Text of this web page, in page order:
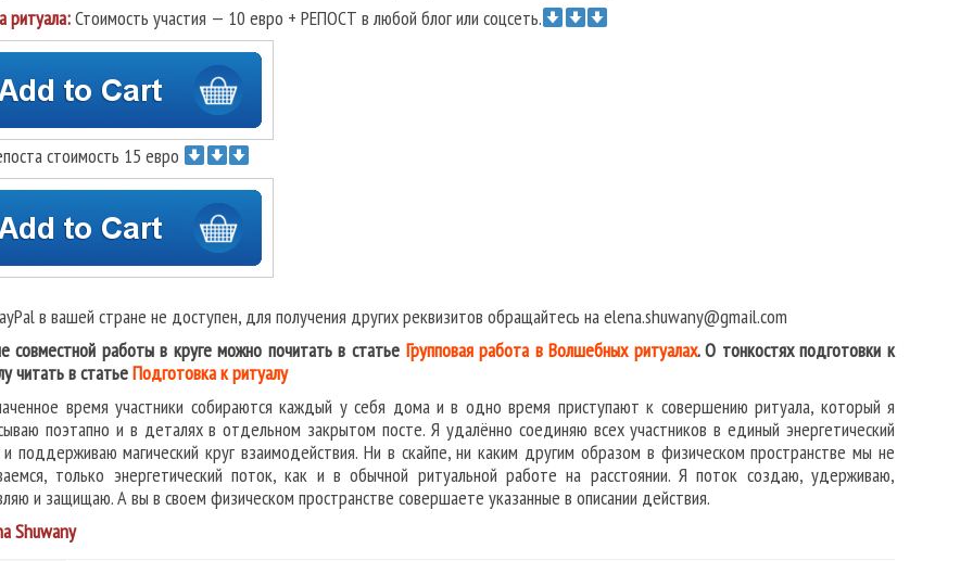
ритуала:Стоимость участия — 10 евро + РЕПОСТ в любой блог или соцсеть.
стоимость 15 евро
в вашей стране не доступен, для получения других реквизитов обращайтесь на elena.shuwany@gmail.com
совместной работы в круге можно почитать в статье Групповая работа в Волшебных ритуалах. О тонкостях подготовки к
читать в статьеПодготовка к ритуалу
время участники собираются каждый у себя дома и в одно время приступают к совершению ритуала, который я
поэтапно и в деталях в отдельном закрытом посте. Я удалённо соединяю всех участников в единый энергетический
поддерживаю магический круг взаимодействия. Ни в скайпе, ни каким другим образом в физическом пространстве мы не
только энергетический поток, как и в обычной ритуальной работе на расстоянии. Я поток создаю, удерживаю,
и защищаю. А вы в своем физическом пространстве совершаете указанные в описании действия.
Shuwany